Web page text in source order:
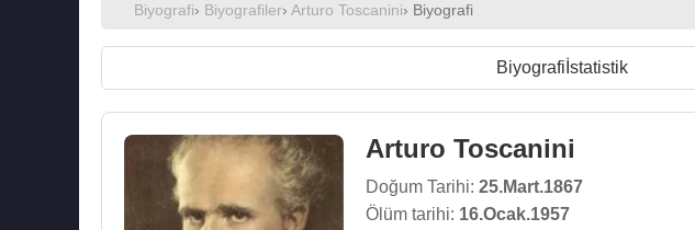
Biyografi› Biyografiler› Arturo Toscanini› Biyografi
Biyografi İstatistik
Arturo Toscanini
Doğum Tarihi: 25.Mart.1867
Ölüm tarihi: 16.Ocak.1957